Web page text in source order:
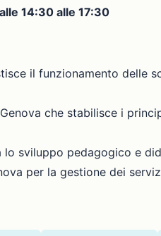
14:30 alle 17:30
il funzionamento delle
che stabilisce i
sviluppo pedagogico e
per la gestione dei